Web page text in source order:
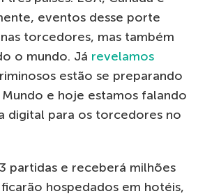
eventos desse porte
torcedores, mas também
o mundo. Já revelamos
estão se preparando
e hoje estamos falando
digital para os torcedores no
partidas e receberá milhões
hospedados em hotéis,